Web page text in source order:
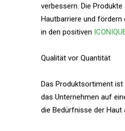
verbessern. Die
Hautbarriere und
in den positiven
Qualität vor Quantität
Das Produktsortiment ist
das Unternehmen auf
die Bedürfnisse der Haut